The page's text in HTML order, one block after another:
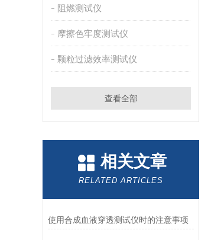
阻燃测试仪
摩擦色牢度测试仪
颗粒过滤效率测试仪
查看全部
相关文章
RELATED ARTICLES
使用合成血液穿透测试仪时的注意事项